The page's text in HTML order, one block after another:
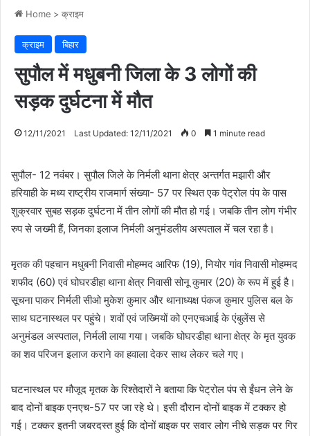
Home > क्राइम
क्राइम बिहार
सुपौल में मधुबनी जिला के 3 लोगों की
सड़क दुर्घटना में मौत
12/11/2021 Last Updated: 12/11/2021 0 1 minute read
सुपौल- 12 नवंबर। सुपौल जिले के निर्मली थाना क्षेत्र अन्तर्गत मझारी और
हरियाही के मध्य राष्ट्रीय राजमार्ग संख्या- 57 पर स्थित एक पेट्रोल पंप के पास
शुक्रवार सुबह सड़क दुर्घटना में तीन लोगों की मौत हो गई। जबकि तीन लोग गंभीर
रुप से जख्मी हैं, जिनका इलाज निर्मली अनुमंडलीय अस्पताल में चल रहा है।
मृतक की पहचान मधुबनी निवासी मोहम्मद आरिफ (19), नियोर गांव निवासी मोहम्मद
शफीद (60) एवं घोघरडीहा थाना क्षेत्र निवासी सोनू कुमार (20) के रूप में हुई है।
सूचना पाकर निर्मली सीओ मुकेश कुमार और थानाध्यक्ष पंकज कुमार पुलिस बल के
साथ घटनास्थल पर पहुंचे। शवों एवं जख्मियों को एनएचआई के एंबुलेंस से
अनुमंडल अस्पताल, निर्मली लाया गया। जबकि घोघरडीहा थाना क्षेत्र के मृत युवक
का शव परिजन इलाज कराने का हवाला देकर साथ लेकर चले गए।
घटनास्थल पर मौजूद मृतक के रिश्तेदारों ने बताया कि पेट्रोल पंप से ईंधन लेने के
बाद दोनों बाइक एनएच-57 पर जा रहे थे। इसी दौरान दोनों बाइक में टक्कर हो
गई। टक्कर इतनी जबरदस्त हुई कि दोनों बाइक पर सवार लोग नीचे सड़क पर गिर